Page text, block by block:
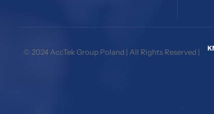
© 2024 AccTek Group Poland | All Rights Reserved |